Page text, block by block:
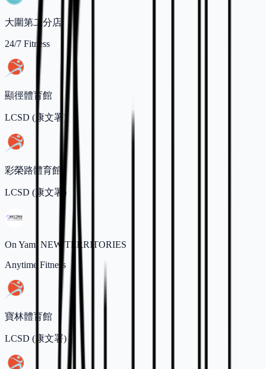
大圍第二分店
24/7 Fitness
顯徑體育館
LCSD (康文署)
彩榮路體育館
LCSD (康文署)
On Yam, NEW TERRITORIES
Anytime Fitness
寶林體育館
LCSD (康文署)